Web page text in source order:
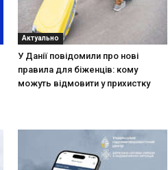
Актуально
У Данії повідомили про нові
правила для біженців: кому
можуть відмовити у прихистку